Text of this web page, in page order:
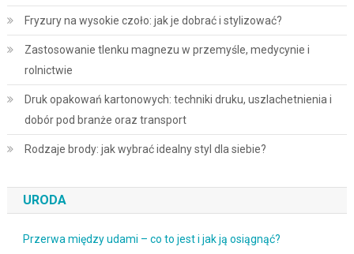
Fryzury na wysokie czoło: jak je dobrać i stylizować?
Zastosowanie tlenku magnezu w przemyśle, medycynie i
rolnictwie
Druk opakowań kartonowych: techniki druku, uszlachetnienia i
dobór pod branże oraz transport
Rodzaje brody: jak wybrać idealny styl dla siebie?
URODA
Przerwa między udami – co to jest i jak ją osiągnąć?